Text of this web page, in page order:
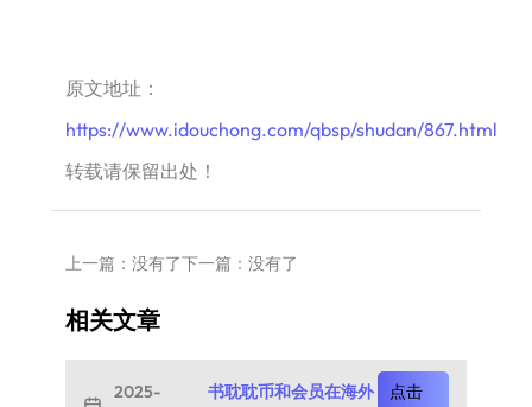
原文地址：
https://www.idouchong.com/qbsp/shudan/867.html
转载请保留出处！
上一篇：没有了下一篇：没有了
相关文章
2025-
书耽耽币和会员在海外
点击